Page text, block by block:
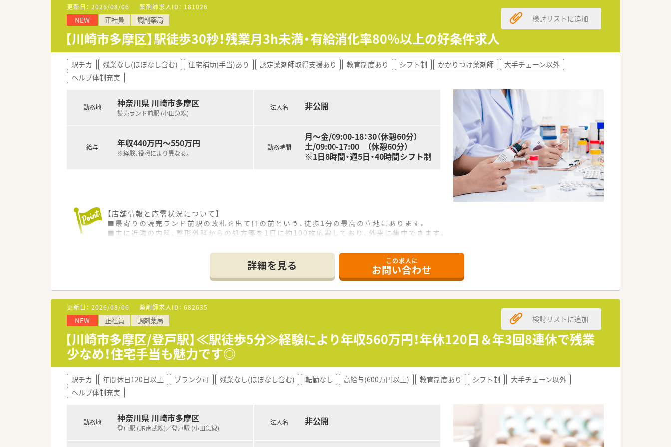
更新日： 2026/08/06 薬剤師求人ID： 181026
NEW 正社員 調剤薬局
【川崎市多摩区】駅徒歩30秒！残業月3h未満・有給消化率80％以上の好条件求人
検討リストに追加
駅チカ 残業なし(ほぼなし含む) 住宅補助(手当)あり 認定薬剤師取得支援あり 教育制度あり シフト制 かかりつけ薬剤師
大手チェーン以外
ヘルプ体制充実
勤務地 神奈川県 川崎市多摩区
読売ランド前駅 (小田急線)
給与 年収440万円～550万円
※経験、役職により異なる。
法人名 非公開
勤務時間
月～金/09:00-18：30（休憩60分）
土/09:00-17:00 （休憩60分）
※1日8時間・週5日・40時間シフト制
【店舗情報と応需状況について】
■最寄りの読売ランド前駅の改札を出て目の前という、徒歩1分の最高の立地にあります。
■主に近隣の内科、整形外科からの処方箋を1日に約100枚応需しており、外来に集中できます。
■川崎市高津区を中心に、調剤薬局とドラッグストアを地域密着型で10店舗展開しています。
■創業250年の長い歴史を持ち、「みなさまにとってのお薬箱」であることを理念としています。
■地域の健康フェア開催や地元企業との商品開発など、地域共生に深く根差した企業です。
【求人情報について】
■これまでのご経験や能力をしっかりと評価し、年収440万円から550万円を想定しています。
■年間休日は117日で、日曜祝日の定休日に加えて他1日休める完全週休2日制です。
■退職金制度や充実した研修制度、産休育休の取得実績も多数あり安心して働けます。
【想定される業務内容】
■調剤、監査、服薬指導といった保険調剤業務全般に加え、OTC医薬品の管理も担当します。
■在宅業務は行っていないため、外来の患者様一人ひとりへの対応にじっくり専念できます。
■一人当たりの受付枚数を約23枚に抑えることで、丁寧なコミュニケーションを重視しています。
詳細を見る この求人に
お問い合わせ
更新日： 2026/08/06 薬剤師求人ID： 682635
NEW 正社員 調剤薬局
【川崎市多摩区/登戸駅】≪駅徒歩5分≫経験により年収560万円！年休120日＆年3回8連休で残業
少なめ！住宅手当も魅力です◎
検討リストに追加
駅チカ 年間休日120日以上 ブランク可 残業なし(ほぼなし含む) 転勤なし 高給与(600万円以上) 教育制度あり シフト制
大手チェーン以外
ヘルプ体制充実
勤務地 神奈川県 川崎市多摩区
登戸駅 (JR南武線)／登戸駅 (小田急線)
法人名 非公開